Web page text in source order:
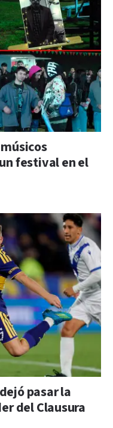
festival en el
pasar la
del Clausura